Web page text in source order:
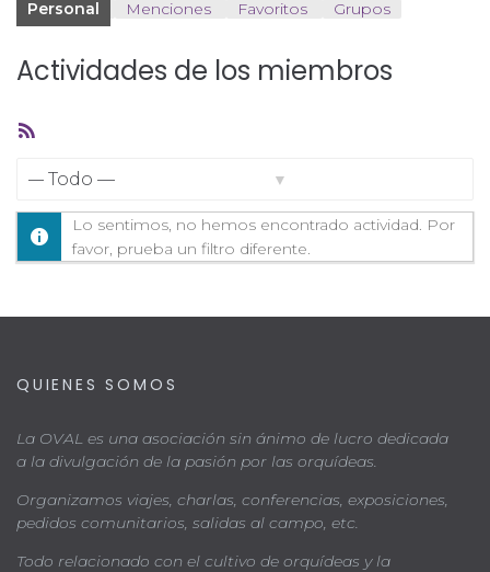
Personal Menciones Favoritos Grupos
Actividades de los miembros
Lo sentimos, no hemos encontrado actividad. Por
favor, prueba un filtro diferente.
QUIENES SOMOS
La OVAL es una asociación sin ánimo de lucro dedicada
a la divulgación de la pasión por las orquídeas.
Organizamos viajes, charlas, conferencias, exposiciones,
pedidos comunitarios, salidas al campo, etc.
Todo relacionado con el cultivo de orquídeas y la